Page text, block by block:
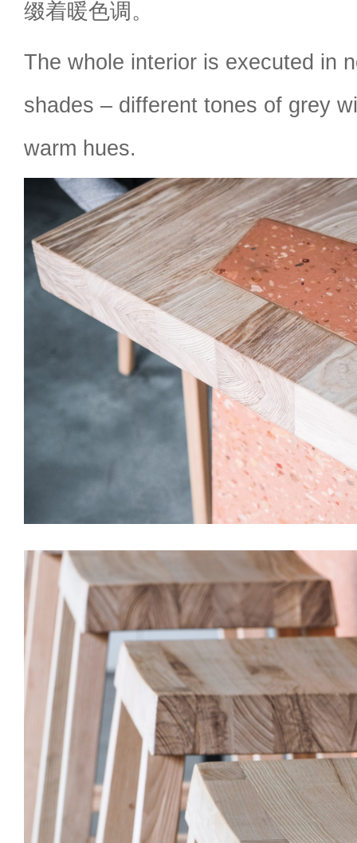
缀着暖色调。
The whole interior is executed in
shades – different tones of grey
warm hues.